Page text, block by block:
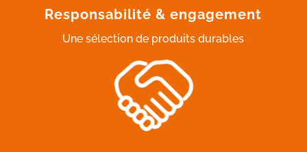
Responsabilité & engagement
Une sélection de produits durables